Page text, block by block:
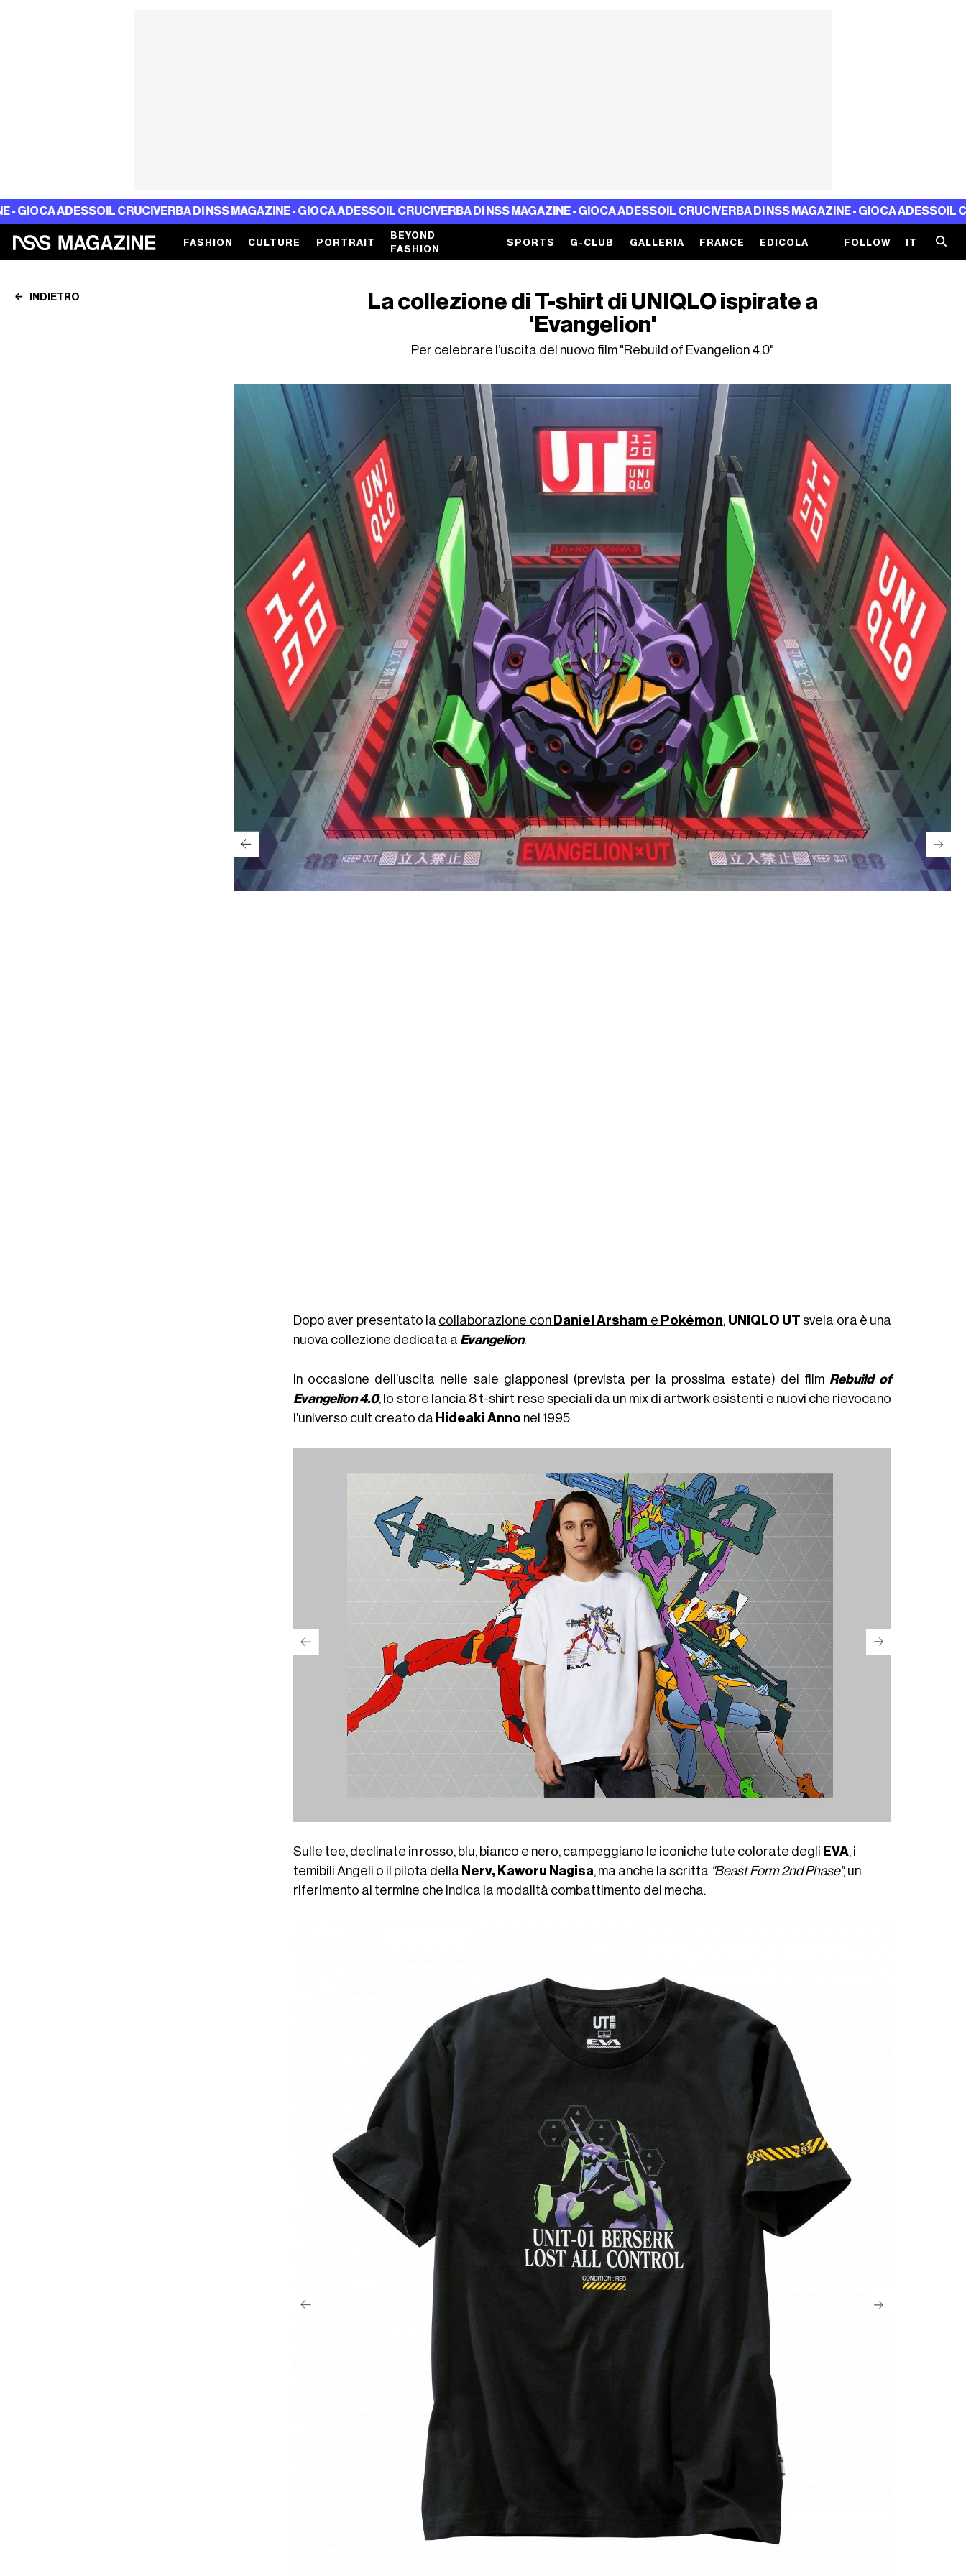
IL CRUCIVERBA DI NSS MAGAZINE - GIOCA ADESSOIL CRUCIVERBA DI NSS MAGAZINE - GIOCA ADESSOIL CRUCIVERBA DI NSS MAGAZINE - GIOCA ADESSOIL
FASHION CULTURE PORTRAIT
BEYOND
FASHION
SPORTS G-CLUB GALLERIA FRANCE EDICOLA FOLLOW IT
INDIETRO
La collezione di T-shirt di UNIQLO ispirate a
'Evangelion'
Per celebrare l’uscita del nuovo film "Rebuild of Evangelion 4.0"
Dopo aver presentato la collaborazione con Daniel Arsham e Pokémon, UNIQLO UT svela ora è una
nuova collezione dedicata a Evangelion.
In occasione dell’uscita nelle sale giapponesi (prevista per la prossima estate) del film Rebuild of
Evangelion 4.0, lo store lancia 8 t-shirt rese speciali da un mix di artwork esistenti e nuovi che rievocano
l’universo cult creato da Hideaki Anno nel 1995.
Sulle tee, declinate in rosso, blu, bianco e nero, campeggiano le iconiche tute colorate degli EVA , i
temibili Angeli o il pilota della Nerv, Kaworu Nagisa , ma anche la scritta "Beast Form 2nd Phase", un
riferimento al termine che indica la modalità combattimento dei mecha.